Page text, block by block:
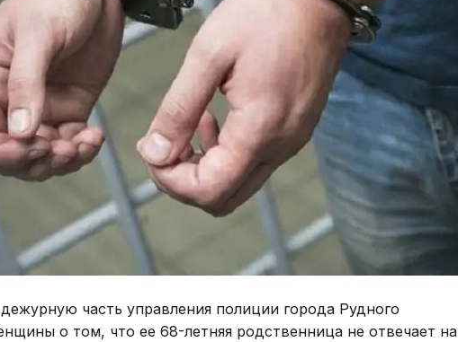
часть управления полиции города Рудного
о том, что ее 68-летняя родственница не отвечает на